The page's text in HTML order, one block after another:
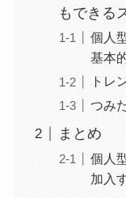
もできる
個人
基本
トレ
つみ
まとめ
個人
加入